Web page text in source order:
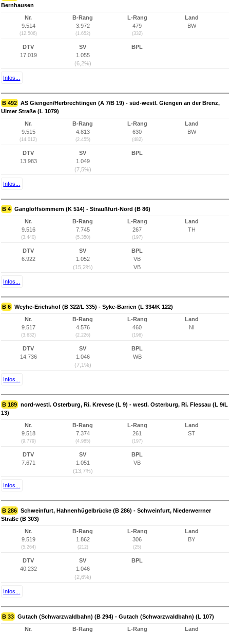
Bernhausen
Nr.
9.514
(12.506)
B-Rang
3.972
(1.652)
L-Rang
479
(332)
Land
BW
DTV
17.019
SV
1.055
(6,2%)
BPL
Infos...
B 492 AS Giengen/Herbrechtingen (A 7/B 19) - süd-westl. Giengen an der Brenz,
Ulmer Straße (L 1079)
Nr.
9.515
(14.012)
B-Rang
4.813
(2.455)
L-Rang
630
(482)
Land
BW
DTV
13.983
SV
1.049
(7,5%)
BPL
Infos...
B 4 Gangloffsömmern (K 514) - Straußfurt-Nord (B 86)
Nr.
9.516
(3.440)
B-Rang
7.745
(5.350)
L-Rang
267
(197)
Land
TH
DTV
6.922
SV
1.052
(15,2%)
BPL
VB
VB
Infos...
B 6 Weyhe-Erichshof (B 322/L 335) - Syke-Barrien (L 334/K 122)
Nr.
9.517
(3.632)
B-Rang
4.576
(2.226)
L-Rang
460
(196)
Land
NI
DTV
14.736
SV
1.046
(7,1%)
BPL
WB
Infos...
B 189 nord-westl. Osterburg, Ri. Krevese (L 9) - westl. Osterburg, Ri. Flessau (L 9/L
13)
Nr.
9.518
(9.779)
B-Rang
7.374
(4.985)
L-Rang
261
(197)
Land
ST
DTV
7.671
SV
1.051
(13,7%)
BPL
VB
Infos...
B 286 Schweinfurt, Hahnenhügelbrücke (B 286) - Schweinfurt, Niederwerrner
Straße (B 303)
Nr.
9.519
(5.264)
B-Rang
1.862
(212)
L-Rang
306
(25)
Land
BY
DTV
40.232
SV
1.046
(2,6%)
BPL
Infos...
B 33 Gutach (Schwarzwaldbahn) (B 294) - Gutach (Schwarzwaldbahn) (L 107)
Nr.
B-Rang
L-Rang
Land